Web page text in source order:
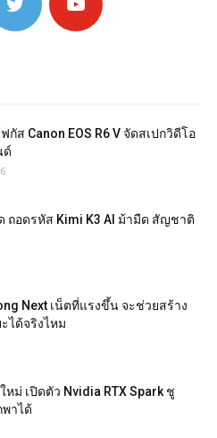
กัส Canon EOS R6 V จัดสเปกวิดีโอ
ด์
ถอดรหัส Kimi K3 AI ม้ามืด สัญชาติ
Next เน็ตที่แรงขึ้น จะช่วยสร้าง
ได้จริงไหม
หม่ เปิดตัว Nvidia RTX Spark ชู
พาได้